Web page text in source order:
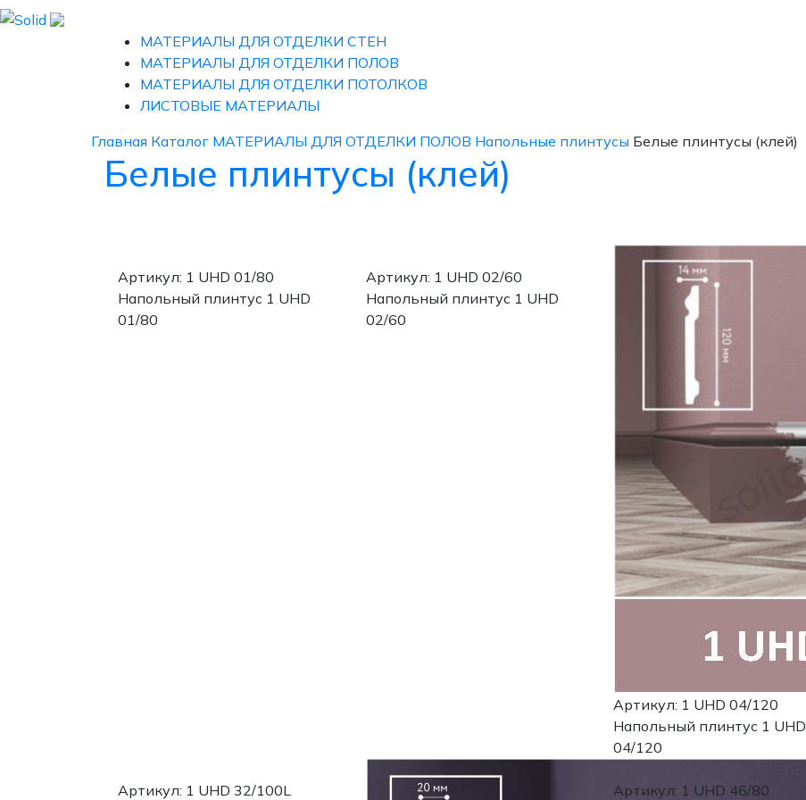
МАТЕРИАЛЫ ДЛЯ ОТДЕЛКИ СТЕН
МАТЕРИАЛЫ ДЛЯ ОТДЕЛКИ ПОЛОВ
МАТЕРИАЛЫ ДЛЯ ОТДЕЛКИ ПОТОЛКОВ
ЛИСТОВЫЕ МАТЕРИАЛЫ
Главная Каталог МАТЕРИАЛЫ ДЛЯ ОТДЕЛКИ ПОЛОВ Напольные плинтусы Белые плинтусы (клей)
Белые плинтусы (клей)
Артикул: 1 UHD 01/80
Напольный плинтус 1 UHD
01/80
Артикул: 1 UHD 02/60
Напольный плинтус 1 UHD
02/60
Артикул: 1 UHD 04/120
Напольный плинтус 1 UHD
04/120
Артикул: 1 UHD 32/100L Артикул: 1 UHD 46/80